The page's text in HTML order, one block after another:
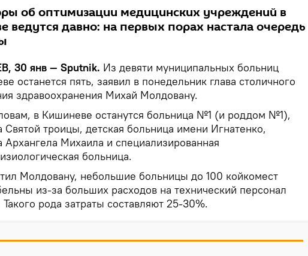
об оптимизации медицинских учреждений в
ведутся давно: на первых порах настала очередь
30 янв — Sputnik. Из девяти муниципальных больниц
останется пять, заявил в понедельник глава столичного
здравоохранения Михай Молдовану.
в Кишиневе останутся больница №1 (и роддом №1),
Святой троицы, детская больница имени Игнатенко,
Архангела Михаила и специализированная
больница.
Молдовану, небольшие больницы до 100 койкомест
из-за больших расходов на технический персонал
Такого рода затраты составляют 25-30%.